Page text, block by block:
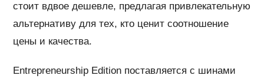
стоит вдвое дешевле, предлагая привлекательную
альтернативу для тех, кто ценит соотношение
цены и качества.
Entrepreneurship Edition поставляется с шинами